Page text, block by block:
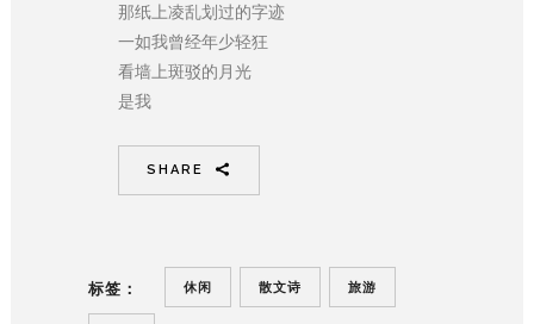
那纸上凌乱划过的字迹
一如我曾经年少轻狂
看墙上斑驳的月光
是我
SHARE
标签： 休闲 散文诗 旅游